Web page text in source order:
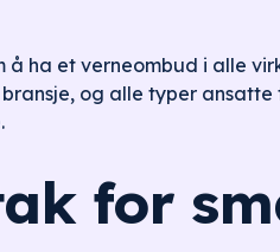
å ha et verneombud i alle
og alle typer
for